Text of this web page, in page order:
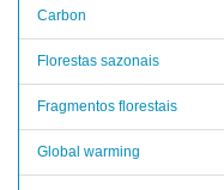
Carbon
Florestas sazonais
Fragmentos florestais
Global warming